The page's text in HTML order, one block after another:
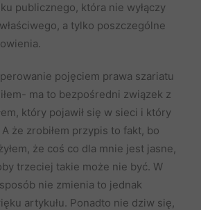
publicznego, która nie wyłączy
a tylko poszczególne
pojęciem prawa szariatu
ma to bezpośredni związek z
który pojawił się w sieci i który
że zrobiłem przypis to fakt, bo
że coś co dla mnie jest jasne,
trzeciej takie może nie być. W
nie zmienia to jednak
artykułu. Ponadto nie dziw się,